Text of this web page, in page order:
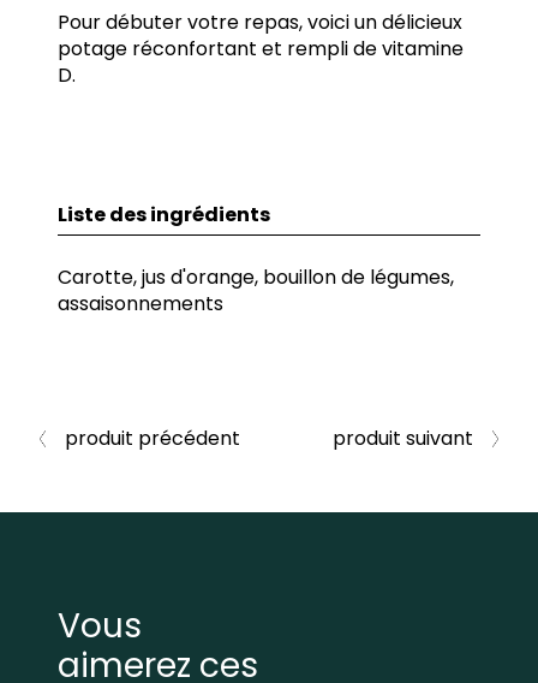
Pour débuter votre repas, voici un délicieux
potage réconfortant et rempli de vitamine
D.
Liste des ingrédients
Carotte, jus d'orange, bouillon de légumes,
assaisonnements
produit précédent produit suivant
Vous
aimerez ces